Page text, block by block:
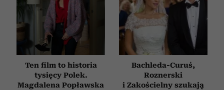
Ten film to historia
tysięcy Polek.
Magdalena Popławska
Bachleda-Curuś,
Roznerski
i Zakościelny szukają